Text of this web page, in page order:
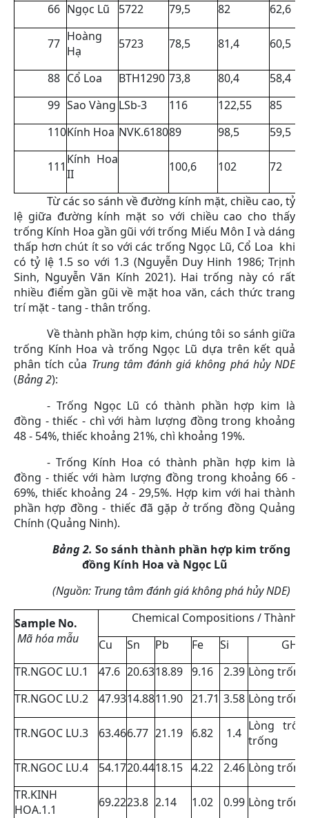
66 Ngọc Lũ 5722 79,5 82 62,6
77 Hoàng
Hạ
5723 78,5 81,4 60,5
88 Cổ Loa BTH1290 73,8 80,4 58,4
99 Sao Vàng LSb-3 116 122,55
85
110Kính Hoa NVK.618089 98,5 59,5
111 Kính Hoa
II
100,6 102 72
Từ các so sánh về đường kính mặt, chiều cao, tỷ
lệ giữa đường kính mặt so với chiều cao cho thấy
trống Kính Hoa gần gũi với trống Miếu Môn I và dáng
thấp hơn chút ít so với các trống Ngọc Lũ, Cổ Loa khi
có tỷ lệ 1.5 so với 1.3 (Nguyễn Duy Hinh 1986; Trịnh
Sinh, Nguyễn Văn Kính 2021). Hai trống này có rất
nhiều điểm gần gũi về mặt hoa văn, cách thức trang
trí mặt - tang - thân trống.
Về thành phần hợp kim, chúng tôi so sánh giữa
trống Kính Hoa và trống Ngọc Lũ dựa trên kết quả
phân tích của Trung tâm đánh giá không phá hủy NDE
(Bảng 2):
- Trống Ngọc Lũ có thành phần hợp kim là
đồng - thiếc - chì với hàm lượng đồng trong khoảng
48 - 54%, thiếc khoảng 21%, chì khoảng 19%.
- Trống Kính Hoa có thành phần hợp kim là
đồng - thiếc với hàm lượng đồng trong khoảng 66 -
69%, thiếc khoảng 24 - 29,5%. Hợp kim với hai thành
phần hợp đồng - thiếc đã gặp ở trống đồng Quảng
Chính (Quảng Ninh).
Bảng 2. So sánh thành phần hợp kim trống
đồng Kính Hoa và Ngọc Lũ
(Nguồn: Trung tâm đánh giá không phá hủy NDE)
Sample No.
Mã hóa mẫu
Chemical Compositions / Thành
Cu
Sn Pb Fe Si
GHI
TR.NGOC LU.1
47.6 20.6318.89 9.16 2.39 Lòng
TR.NGOC LU.2
47.9314.8811.90 21.71 3.58 Lòng
TR.NGOC LU.3 63.466.77 21.19 6.82 1.4 Lòng
trống
TR.NGOC LU.4
54.1720.4418.15 4.22 2.46 Lòng
TR.KINH
HOA.1.1
69.2223.8 2.14 1.02 0.99 Lòng